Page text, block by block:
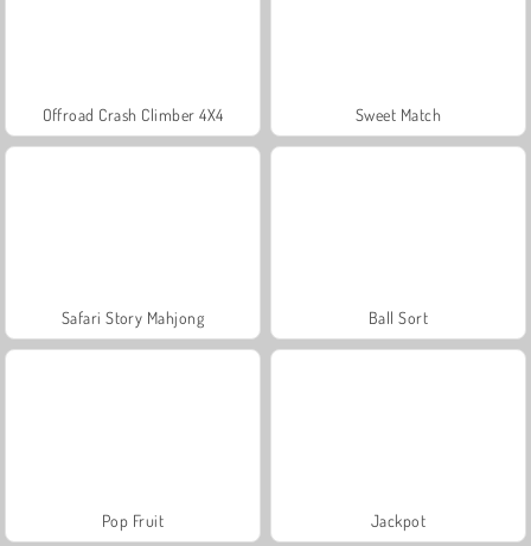
Offroad Crash Climber 4X4 Sweet Match
Safari Story Mahjong Ball Sort
Pop Fruit Jackpot